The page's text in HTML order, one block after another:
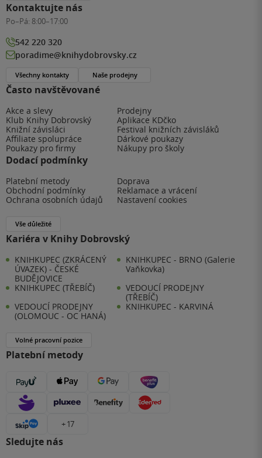
Často navštěvované
Akce a slevy
Prodejny
Klub Knihy Dobrovský
Aplikace KDčko
Knižní závisláci
Festival knižních závisláků
Affiliate spolupráce
Dárkové poukazy
Poukazy pro firmy
Nákupy pro školy
Dodací podmínky
Platební metody
Doprava
Obchodní podmínky
Reklamace a vrácení
Ochrana osobních údajů
Nastavení cookies
Vše důležité
Kariéra v Knihy Dobrovský
KNIHKUPEC (ZKRÁCENÝ
ÚVAZEK) - ČESKÉ
BUDĚJOVICE
KNIHKUPEC - BRNO (Galerie
Vaňkovka)
KNIHKUPEC (TŘEBÍČ)
VEDOUCÍ PRODEJNY
(TŘEBÍČ)
VEDOUCÍ PRODEJNY
(OLOMOUC - OC HANÁ)
KNIHKUPEC - KARVINÁ
Volné pracovní pozice
Platební metody
+ 17
Sledujte nás
Kontaktujte nás
Po–Pá: 8:00–17:00
542 220 320
poradime@knihydobrovsky.cz
Všechny kontakty Naše prodejny